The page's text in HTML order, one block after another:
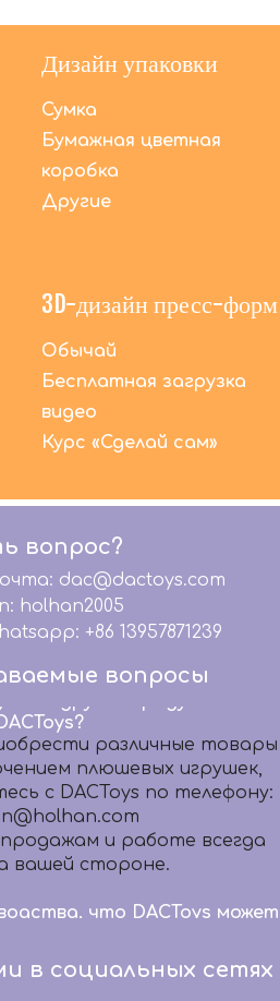
Дизайн упаковки
Сумка
Бумажная цветная
коробка
Другие
3D-дизайн пресс-форм
Обычай
Бесплатная загрузка
видео
Курс «Сделай сам»
вопрос?
dac@dactoys.com
holhan2005
+86 13957871239
вопросы
что DACToys может
еще?
услуги
уже более 20 лет. В то же
комплексное
упаковки, бумажный
образцов, дизайн
вашей команде
ваши волшебные идеи
другие продукты от
различные товары
плюшевых игрушек,
с DACToys по телефону:
и работе всегда
вашей стороне.
еще?
комплексное
в социальных сетях